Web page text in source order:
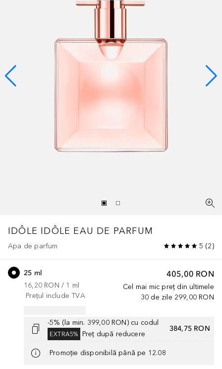
IDÔLE IDÔLE EAU DE PARFUM
Apa de parfum 5 (2)
405,00 RON
Cel mai mic preț din ultimele
30 de zile 299,00 RON
25 ml
16,20 RON / 1 ml
Prețul include TVA
-5% (la min. 399,00 RON) cu codul
EXTRA5% Preț după reducere
384,75 RON
Promoție disponibilă până pe 12.08